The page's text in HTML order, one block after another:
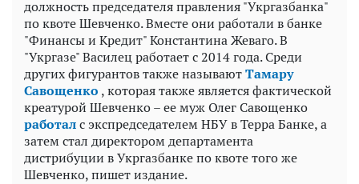
должность председателя правления "Укргазбанка"
по квоте Шевченко. Вместе они работали в банке
"Финансы и Кредит" Константина Жеваго. В
"Укргазе" Василец работает с 2014 года. Среди
других фигурантов также называютТамару
Савощенко , которая также является фактической
креатурой Шевченко – ее муж Олег Савощенко
работалс экспредседателем НБУ в Терра Банке, а
затем стал директором департамента
дистрибуции в Укргазбанке по квоте того же
Шевченко, пишет издание.